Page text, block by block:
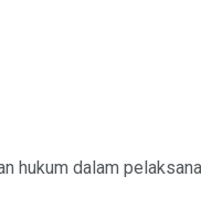
hukum dalam